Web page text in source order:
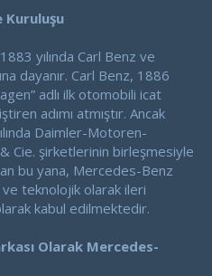
Kuruluşu
yılında Carl Benz ve
dayanır. Carl Benz, 1886
adlı ilk otomobili icat
adımı atmıştır. Ancak
Daimler-Motoren-
Cie. şirketlerinin birleşmesiyle
bu yana, Mercedes-Benz
ve teknolojik olarak ileri
kabul edilmektedir.
Olarak Mercedes-